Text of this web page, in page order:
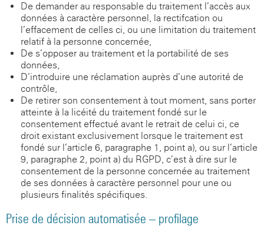
De demander au responsable du traitement l’accès aux
données à caractère personnel, la rectifcation ou
l’effacement de celles-ci, ou une limitation du traitement
relatif à la personne concernée,
De s’opposer au traitement et la portabilité de ses
données,
D’introduire une réclamation auprès d’une autorité de
contrôle,
De retirer son consentement à tout moment, sans porter
atteinte à la licéité du traitement fondé sur le
consentement effectué avant le retrait de celui-ci, ce
droit existant exclusivement lorsque le traitement est
fondé sur l’article 6, paragraphe 1, point a), ou sur l’article
9, paragraphe 2, point a) du RGPD, c’est-à-dire sur le
consentement de la personne concernée au traitement
de ses données à caractère personnel pour une ou
plusieurs finalités spécifiques.
Prise de décision automatisée – profilage